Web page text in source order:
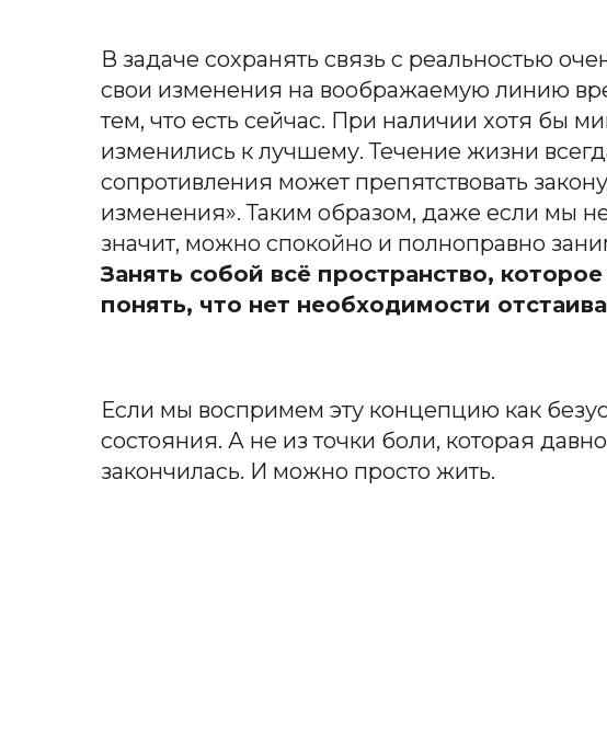
В задаче сохранять связь с реальностью
свои изменения на воображаемую линию
тем, что есть сейчас. При наличии хотя бы
изменились к лучшему. Течение жизни
сопротивления может препятствовать
изменения». Таким образом, даже если мы
значит, можно спокойно и полноправно
Занять собой всё пространство,
понять, что нет необходимости
Если мы воспримем эту концепцию как
состояния. А не из точки боли, которая
закончилась. И можно просто жить.